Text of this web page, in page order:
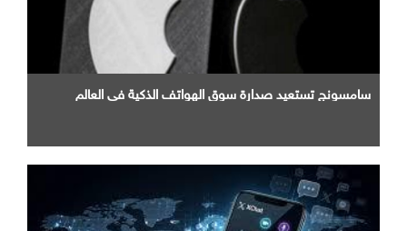
سامسونج تستعيد صدارة سوق الهواتف الذكية في العالم